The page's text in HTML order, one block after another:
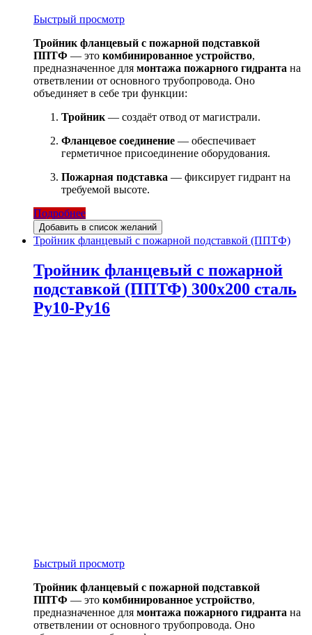
Быстрый просмотр
Тройник фланцевый с пожарной подставкой
ППТФ — это комбинированное устройство,
предназначенное для монтажа пожарного гидранта на
ответвлении от основного трубопровода. Оно
объединяет в себе три функции:
Тройник — создаёт отвод от магистрали.
Фланцевое соединение — обеспечивает
герметичное присоединение оборудования.
Пожарная подставка — фиксирует гидрант на
требуемой высоте.
Подробнее
Добавить в список желаний
Тройник фланцевый с пожарной подставкой (ППТФ)
Тройник фланцевый с пожарной
подставкой (ППТФ) 300х200 сталь
Ру10-Ру16
Быстрый просмотр
Тройник фланцевый с пожарной подставкой
ППТФ — это комбинированное устройство,
предназначенное для монтажа пожарного гидранта на
ответвлении от основного трубопровода. Оно